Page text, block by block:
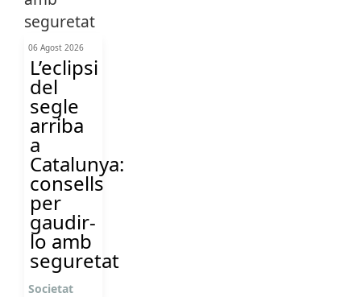
06 Agost 2026
L’eclipsi
del
segle
arriba
a
Catalunya:
consells
per
gaudir-
lo amb
seguretat
Societat